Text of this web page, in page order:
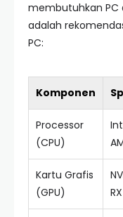
membutuhkan PC
adalah
PC:
Komponen
Processor
(CPU)
Kartu Grafis
(GPU)